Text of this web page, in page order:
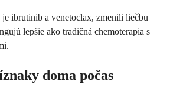
ibrutinib a venetoclax, zmenili liečbu
lepšie ako tradičná chemoterapia s
doma počas